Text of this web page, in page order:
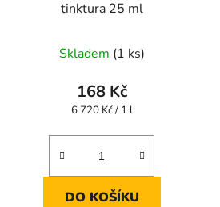
tinktura 25 ml
Skladem (1 ks)
168 Kč
Měrná
6 720 Kč / 1 l
DO KOŠÍKU